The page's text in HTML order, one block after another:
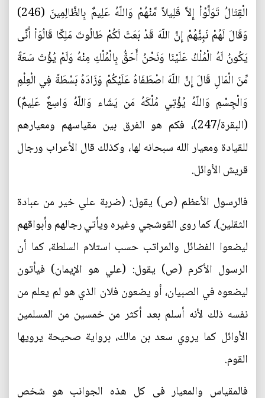
الْقِتَالُ تَوَلَّوْاْ إِلاَّ قَلِيلاً مِّنْهُمْ وَاللّهُ عَلِيمٌ بِالظَّالِمِينَ (246)
وَقَالَ لَهُمْ نَبِيُّهُمْ إِنَّ اللّهَ قَدْ بَعَثَ لَكُمْ طَالُوتَ مَلِكًا قَالُوَاْ أَنَّى
يَكُونُ لَهُ الْمُلْكُ عَلَيْنَا وَنَحْنُ أَحَقُّ بِالْمُلْكِ مِنْهُ وَلَمْ يُؤْتَ سَعَةً
مِّنَ الْمَالِ قَالَ إِنَّ اللّهَ اصْطَفَاهُ عَلَيْكُمْ وَزَادَهُ بَسْطَةً فِي الْعِلْمِ
وَالْجِسْمِ وَاللّهُ يُؤْتِي مُلْكَهُ مَن يَشَاء وَاللّهُ وَاسِعٌ عَلِيمٌ)
(البقرة/247)، فكم هو الفرق بين مقياسهم ومعيارهم
للقيادة ومعيار الله سبحانه لها، وكذلك قال الأعراب ورجال
قريش الأوائل.
فالرسول الأعظم (ص) يقول: (ضربة علي خير من عبادة
الثقلين)، كما روى القوشجي وغيره ويأتي رجالهم وأبواقهم
ليضعوا الفضائل والمراتب حسب استلام السلطة، كما أن
الرسول الأكرم (ص) يقول: (علي هو الإيمان) فيأتون
ليضعوه في الصبيان، أو يضعون فلان الذي هو لم يعلم من
نفسه ذلك لأنه أسلم بعد أكثر من خمسين من المسلمين
الأوائل كما يروي سعد بن مالك، برواية صحيحة يرويها
القوم.
فالمقياس والمعيار في كل هذه الجوانب هو شخص